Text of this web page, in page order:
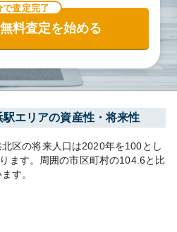
で査定完了
料査定を始める
駅エリアの資産性・将来性
北区の将来人口は2020年を100とし
ます。 周囲の市区町村の104.6と比
す。